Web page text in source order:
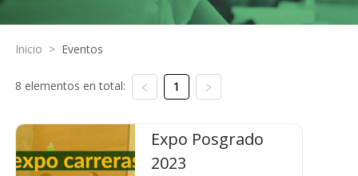
Inicio > Eventos
8 elementos en total: 1
Expo Posgrado
2023